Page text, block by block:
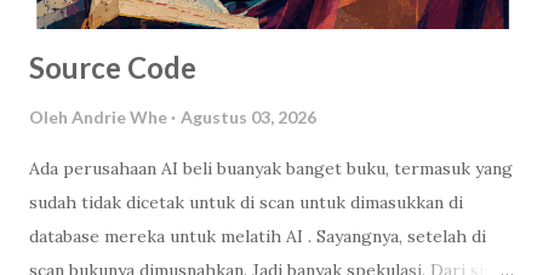
Source Code
Oleh Andrie Whe Agustus 03, 2026
Ada perusahaan AI beli buanyak banget buku, termasuk yang
sudah tidak dicetak untuk di scan untuk dimasukkan di
database mereka untuk melatih AI . Sayangnya, setelah di
scan bukunya dimusnahkan. Jadi banyak spekulasi. Dari sisi